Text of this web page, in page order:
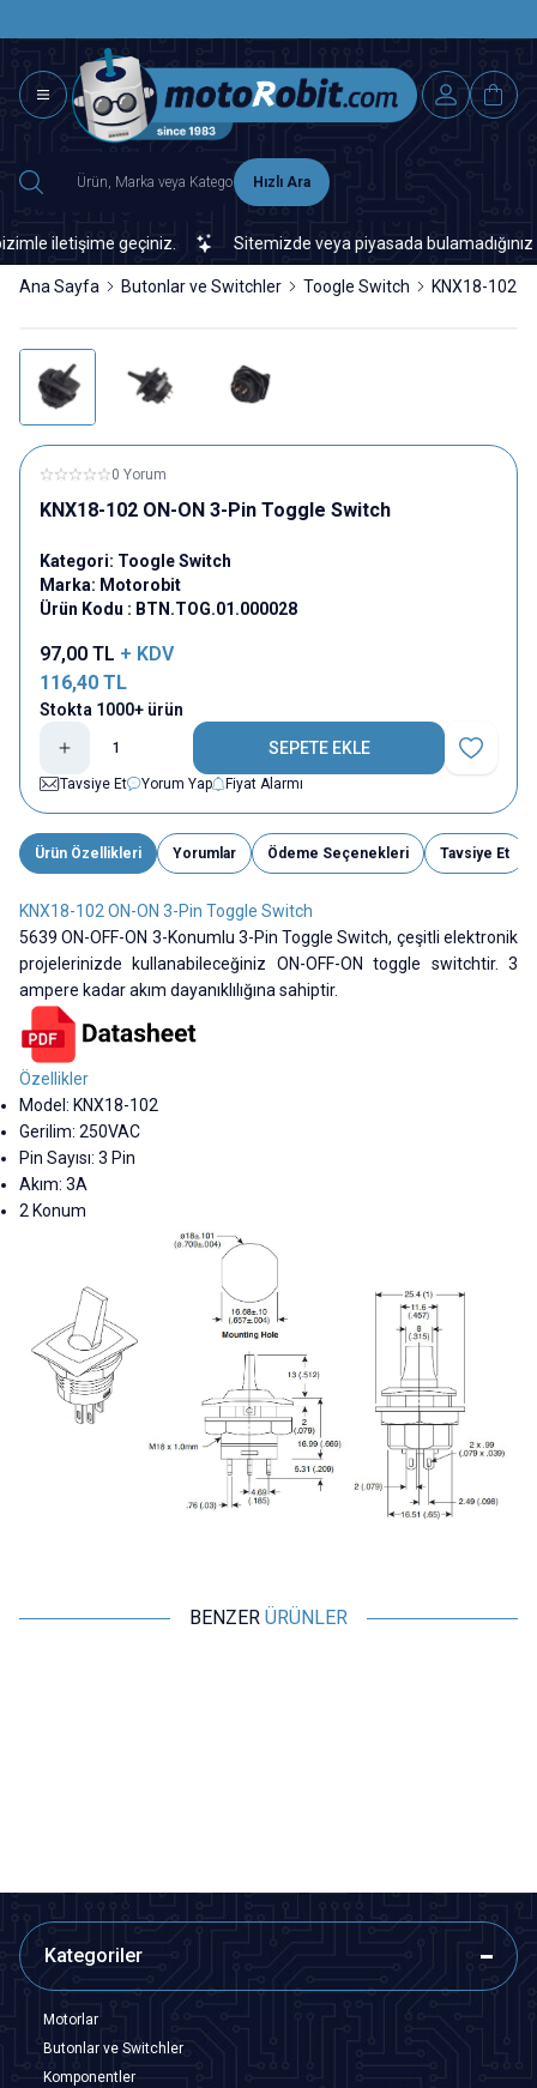
Hızlı Ara
iletişime geçiniz. Sitemizde veya piyasada bulamadığınız
Ana Sayfa Butonlar ve Switchler Toogle Switch KNX18-102
0 Yorum
KNX18-102 ON-ON 3-Pin Toggle Switch
Kategori: Toogle Switch
Marka: Motorobit
Ürün Kodu : BTN.TOG.01.000028
97,00 TL + KDV
116,40 TL
Stokta 1000+ ürün
SEPETE EKLE
Favoriye
Tavsiye Et
Yorum Yap Fiyat Alarmı
Ürün Özellikleri Yorumlar Ödeme Seçenekleri Tavsiye Et
KNX18-102 ON-ON 3-Pin Toggle Switch
5639 ON-OFF-ON 3-Konumlu 3-Pin Toggle Switch, çeşitli elektronik
projelerinizde kullanabileceğiniz ON-OFF-ON toggle switchtir. 3
ampere kadar akım dayanıklılığına sahiptir.
Özellikler
Model: KNX18-102
Gerilim: 250VAC
Pin Sayısı: 3 Pin
Akım: 3A
2 Konum
BENZER ÜRÜNLER
Kategoriler
Motorlar
Butonlar ve Switchler
Komponentler